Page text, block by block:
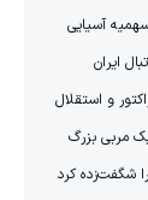
آسیایی
ایران
و استقلال
مربی بزرگ
شگفت‌زده کرد